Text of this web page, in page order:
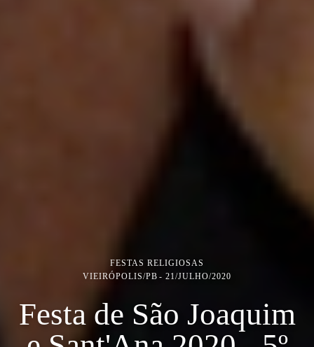
FESTAS RELIGIOSAS
VIEIRÓPOLIS/PB
21/JULHO/2020
Festa de São Joaquim